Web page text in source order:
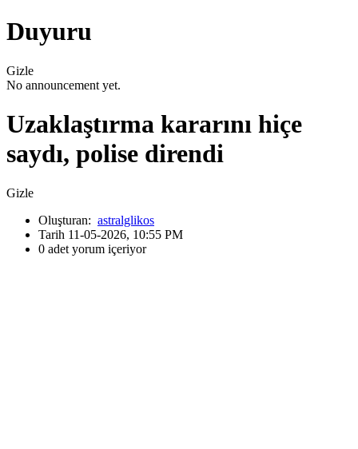
Duyuru
Gizle
No announcement yet.
Uzaklaştırma kararını hiçe
saydı, polise direndi
Gizle
Oluşturan: astralglikos
Tarih 11-05-2026, 10:55 PM
0 adet yorum içeriyor